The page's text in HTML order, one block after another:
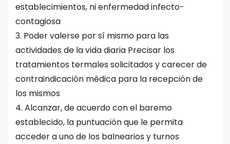
establecimientos, ni enfermedad infecto-
contagiosa
3. Poder valerse por sí mismo para las
actividades de la vida diaria Precisar los
tratamientos termales solicitados y carecer de
contraindicación médica para la recepción de
los mismos
4. Alcanzar, de acuerdo con el baremo
establecido, la puntuación que le permita
acceder a uno de los balnearios y turnos